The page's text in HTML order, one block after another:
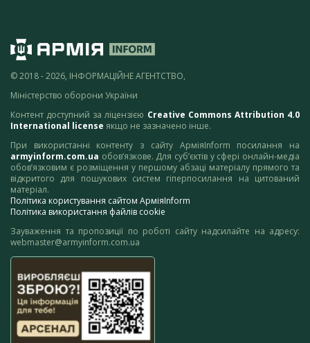
© 2018 - 2026, ІНФОРМАЦІЙНЕ АГЕНТСТВО,
Міністерство оборони України
Контент доступний за ліцензією Creative Commons Attribution 4.0
International license якщо не зазначено інше.
При використанні контенту з сайту АрміяInform посилання на
armyinform.com.ua обов’язкове. Для суб’єктів у сфері онлайн-медіа
обов’язковим є розміщення у першому абзаці матеріалу прямого та
відкритого для пошукових систем гіперпосилання на цитований
матеріал.
Політика користування сайтом АрміяInform
Політика використання файлів cookie
Зауваження та пропозиції по роботі сайту надсилайте на адресу:
webmaster@armyinform.com.ua